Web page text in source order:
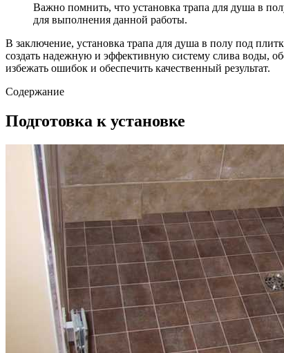
Важно помнить, что установка трапа для душа в
для выполнения данной работы.
В заключение, установка трапа для душа в полу под
создать надежную и эффективную систему слива воды,
избежать ошибок и обеспечить качественный результат.
Содержание
Подготовка к установке